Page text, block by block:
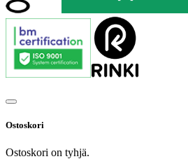
Ostoskori
Ostoskori on tyhjä.